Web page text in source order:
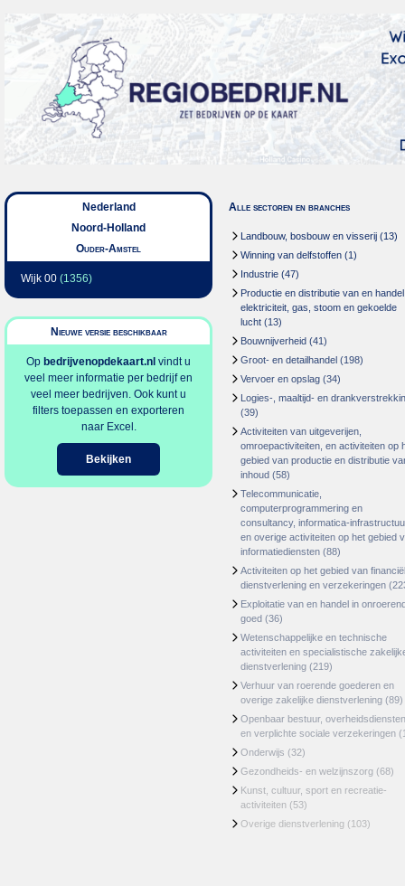
Nederland
Noord-Holland
Ouder-Amstel
Wijk 00 (1356)
Nieuwe versie beschikbaar
Op bedrijvenopdekaart.nl vindt u
veel meer informatie per bedrijf en
veel meer bedrijven. Ook kunt u
filters toepassen en exporteren
naar Excel.
Bekijken
Alle sectoren en branches
Landbouw, bosbouw en visserij (13)
Winning van delfstoffen (1)
Industrie (47)
Productie en distributie van en
elektriciteit, gas, stoom en gekoelde
lucht (13)
Bouwnijverheid (41)
Groot- en detailhandel (198)
Vervoer en opslag (34)
Logies-, maaltijd- en
(39)
Activiteiten van uitgeverijen,
omroepactiviteiten, en activiteiten op
gebied van productie en distributie
inhoud (58)
Telecommunicatie,
computerprogrammering en
consultancy, informatica-
en overige activiteiten op het gebied
informatiediensten (88)
Activiteiten op het gebied van
dienstverlening en verzekeringen
Exploitatie van en handel in
goed (36)
Wetenschappelijke en technische
activiteiten en specialistische
dienstverlening (219)
Verhuur van roerende goederen en
overige zakelijke dienstverlening (89)
Openbaar bestuur, overheidsdiensten
en verplichte sociale verzekeringen
Onderwijs (32)
Gezondheids- en welzijnszorg (68)
Kunst, cultuur, sport en recreatie-
activiteiten (53)
Overige dienstverlening (103)